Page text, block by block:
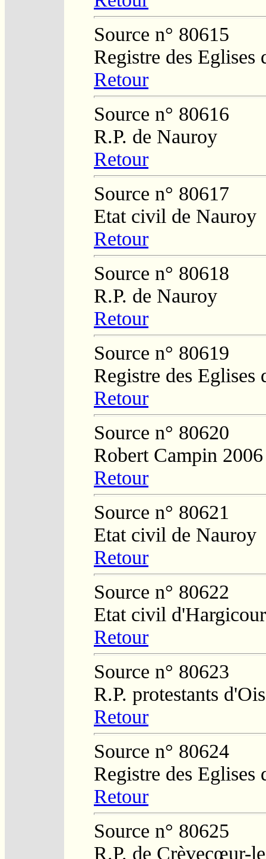
Source n° 80615
Registre des Eglises
Retour
Source n° 80616
R.P. de Nauroy
Retour
Source n° 80617
Etat civil de Nauroy
Retour
Source n° 80618
R.P. de Nauroy
Retour
Source n° 80619
Registre des Eglises
Retour
Source n° 80620
Robert Campin 2006
Retour
Source n° 80621
Etat civil de Nauroy
Retour
Source n° 80622
Etat civil
Retour
Source n° 80623
R.P. protestants
Retour
Source n° 80624
Registre des Eglises
Retour
Source n° 80625
R.P. de Crèvecœur-